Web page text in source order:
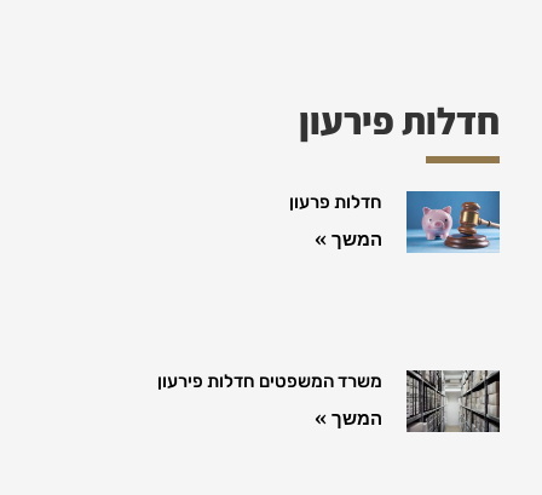
חדלות פירעון
חדלות פרעון
המשך »
משרד המשפטים חדלות פירעון
המשך »